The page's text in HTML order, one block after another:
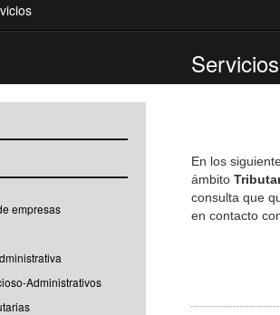
Servicios
empresas
Administrativos
En los
ámbito
consulta que
en contacto